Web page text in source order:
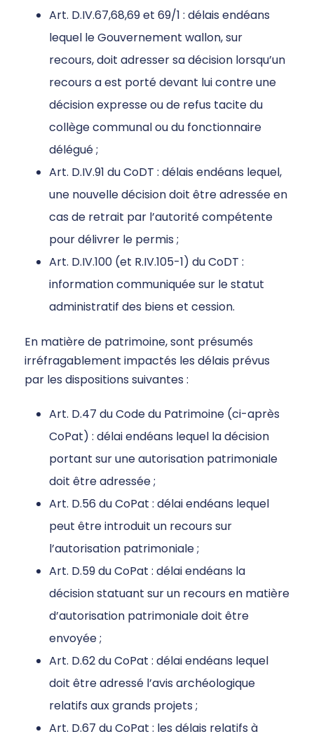
Art. D.IV.67,68,69 et 69/1 : délais endéans
lequel le Gouvernement wallon, sur
recours, doit adresser sa décision lorsqu’un
recours a est porté devant lui contre une
décision expresse ou de refus tacite du
collège communal ou du fonctionnaire
délégué ;
Art. D.IV.91 du CoDT : délais endéans lequel,
une nouvelle décision doit être adressée en
cas de retrait par l’autorité compétente
pour délivrer le permis ;
Art. D.IV.100 (et R.IV.105-1) du CoDT :
information communiquée sur le statut
administratif des biens et cession.
En matière de patrimoine, sont présumés
irréfragablement impactés les délais prévus
par les dispositions suivantes :
Art. D.47 du Code du Patrimoine (ci-après
CoPat) : délai endéans lequel la décision
portant sur une autorisation patrimoniale
doit être adressée ;
Art. D.56 du CoPat : délai endéans lequel
peut être introduit un recours sur
l’autorisation patrimoniale ;
Art. D.59 du CoPat : délai endéans la
décision statuant sur un recours en matière
d’autorisation patrimoniale doit être
envoyée ;
Art. D.62 du CoPat : délai endéans lequel
doit être adressé l’avis archéologique
relatifs aux grands projets ;
Art. D.67 du CoPat : les délais relatifs à